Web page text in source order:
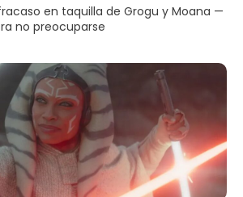
en taquilla de Grogu y Moana —
no preocuparse